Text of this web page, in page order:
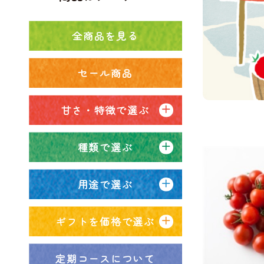
全商品を見る
セール商品
甘さ・特徴で選ぶ
種類で選ぶ
用途で選ぶ
ギフトを価格で選ぶ
定期コースについて